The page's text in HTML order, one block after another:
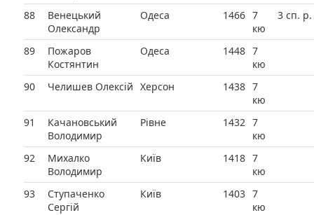
88
Венецький
Олександр
Одеса 1466 7
кю
3 сп. р.
89
Пожаров
Костянтин
Одеса 1448 7
кю
90
Челишев Олексій Херсон 1438 7
кю
91
Качановський
Володимир
Рівне 1432 7
кю
92
Михалко
Володимир
Київ 1418 7
кю
93
Ступаченко
Сергій
Київ 1403 7
кю